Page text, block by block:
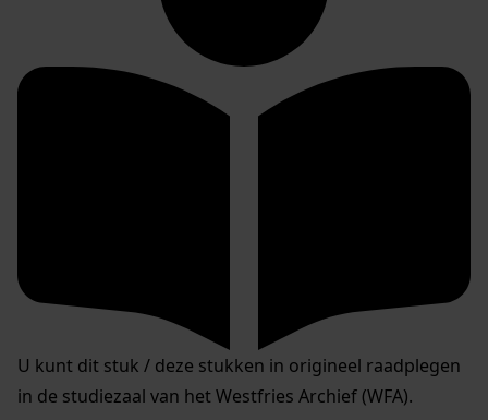
U kunt dit stuk / deze stukken in origineel raadplegen
in de studiezaal van het Westfries Archief (WFA).